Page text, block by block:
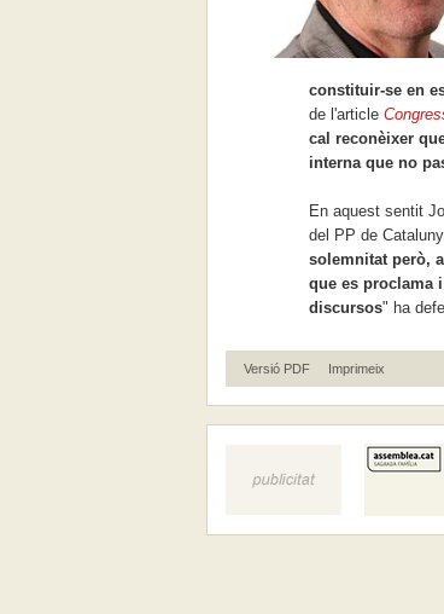
constituir-se en
de l'article
cal reconèixer
interna que no
En aquest sentit
del PP de
solemnitat però,
que es proclama
discursos" ha
Versió PDF Imprimeix